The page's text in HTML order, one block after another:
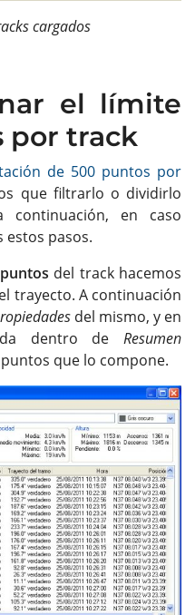
cargados
el límite
por track
de 500 puntos por
que filtrarlo o dividirlo
en caso
pasos.
del track hacemos
trayecto. A continuación
del mismo, y en
dentro de Resumen
que lo compone.